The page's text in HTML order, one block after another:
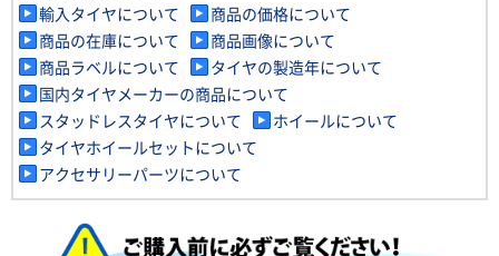
輸入タイヤについて
商品の価格について
商品の在庫について
商品画像について
商品ラベルについて
タイヤの製造年について
国内タイヤメーカーの商品について
スタッドレスタイヤについて
ホイールについて
タイヤホイールセットについて
アクセサリーパーツについて